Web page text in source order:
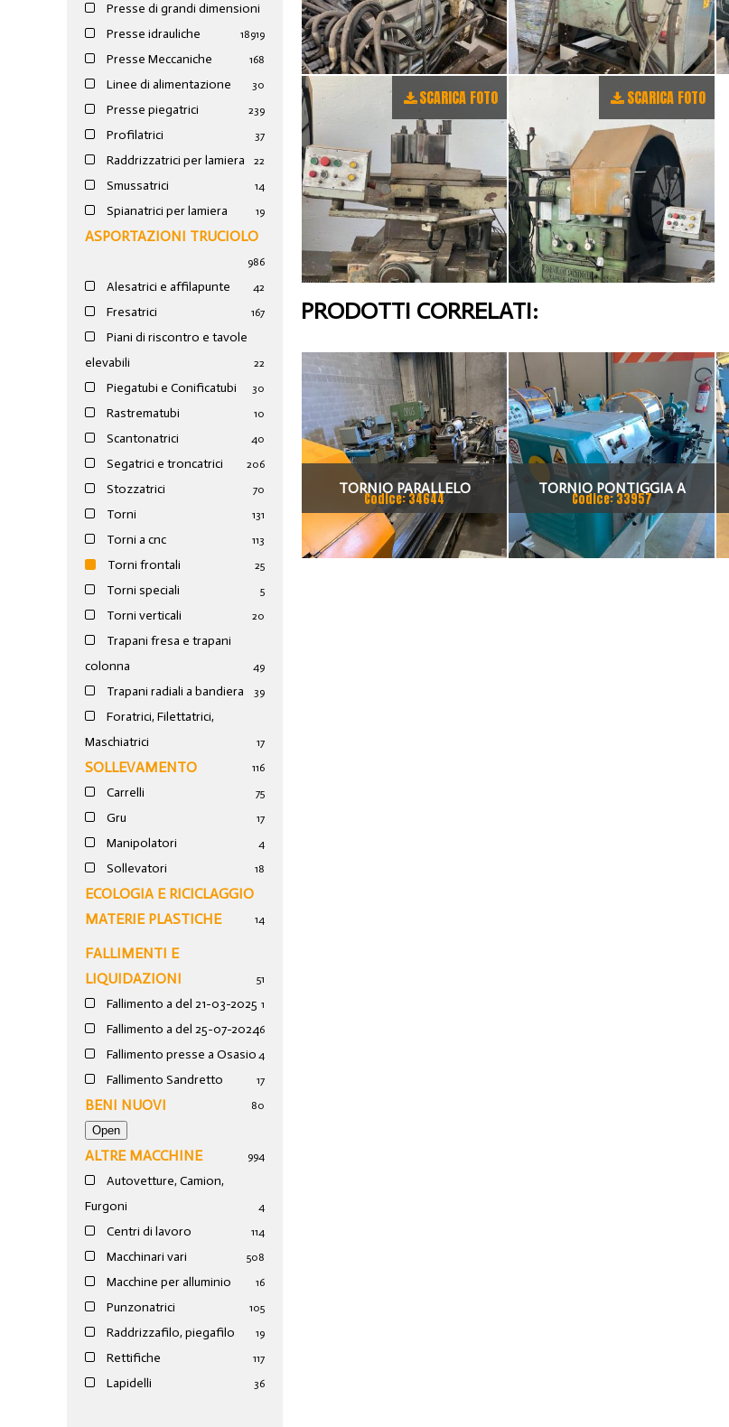
Presse di grandi dimensioni
19
Presse idrauliche 189
Presse Meccaniche 168
Linee di alimentazione 30
Presse piegatrici 239
Profilatrici 37
Raddrizzatrici per lamiera 22
Smussatrici 14
Spianatrici per lamiera 19
ASPORTAZIONI TRUCIOLO
986
Alesatrici e affilapunte 42
Fresatrici 167
Piani di riscontro e tavole
elevabili
22
Piegatubi e Conificatubi 30
Rastrematubi 10
Scantonatrici 40
Segatrici e troncatrici 206
Stozzatrici 70
Torni 131
Torni a cnc 113
Torni frontali 25
Torni speciali 5
Torni verticali 20
Trapani fresa e trapani
colonna
49
Trapani radiali a bandiera 39
Foratrici, Filettatrici,
Maschiatrici
17
SOLLEVAMENTO 116
Carrelli 75
Gru 17
Manipolatori 4
Sollevatori 18
ECOLOGIA E RICICLAGGIO
MATERIE PLASTICHE
14
FALLIMENTI E
LIQUIDAZIONI
51
Fallimento a del 21-03-2025 1
Fallimento a del 25-07-20246
Fallimento presse a Osasio 4
Fallimento Sandretto 17
BENI NUOVI 80
ALTRE MACCHINE 994
Autovetture, Camion,
Furgoni
4
Centri di lavoro 114
Macchinari vari 508
Macchine per alluminio 16
Punzonatrici 105
Raddrizzafilo, piegafilo 19
Rettifiche 117
Lapidelli 36
SCARICA FOTO SCARICA FOTO
PRODOTTI CORRELATI:
TORNIO PARALLELO
PONTIGGIA
Codice: 34644
TORNIO PONTIGGIA A
NORMATIVA
Codice: 33957